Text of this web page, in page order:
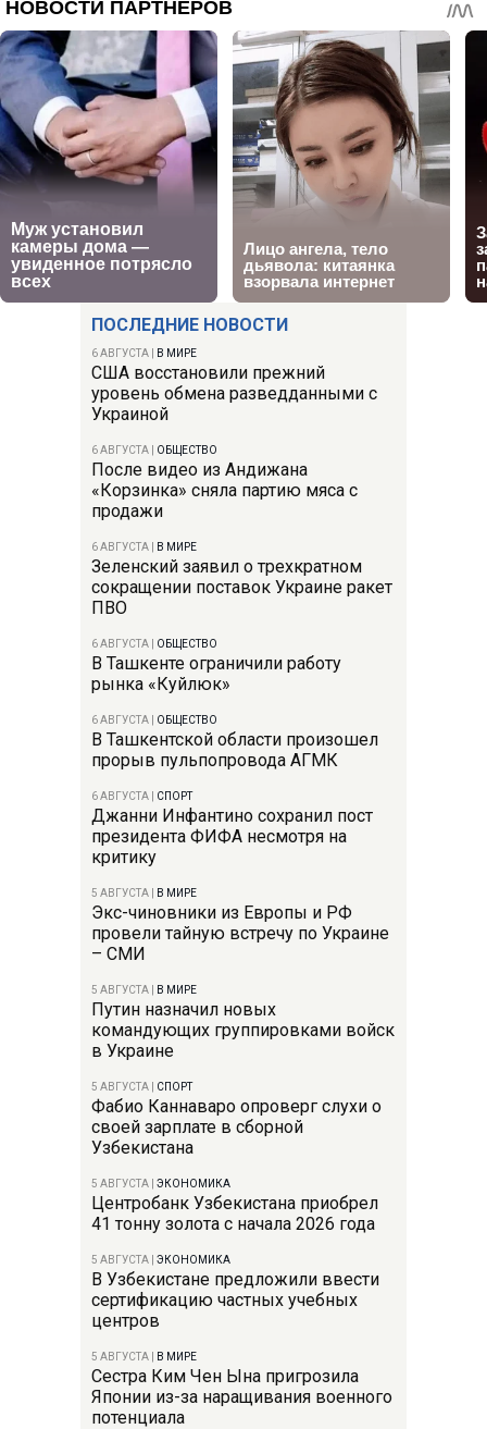
ПОСЛЕДНИЕ НОВОСТИ
6 АВГУСТА В МИРЕ
США восстановили прежний
уровень обмена разведданными с
Украиной
6 АВГУСТА ОБЩЕСТВО
После видео из Андижана
«Корзинка» сняла партию мяса с
продажи
6 АВГУСТА В МИРЕ
Зеленский заявил о трехкратном
сокращении поставок Украине ракет
ПВО
6 АВГУСТА ОБЩЕСТВО
В Ташкенте ограничили работу
рынка «Куйлюк»
6 АВГУСТА ОБЩЕСТВО
В Ташкентской области произошел
прорыв пульпопровода АГМК
6 АВГУСТА СПОРТ
Джанни Инфантино сохранил пост
президента ФИФА несмотря на
критику
5 АВГУСТА В МИРЕ
Экс-чиновники из Европы и РФ
провели тайную встречу по Украине
– СМИ
5 АВГУСТА В МИРЕ
Путин назначил новых
командующих группировками войск
в Украине
5 АВГУСТА СПОРТ
Фабио Каннаваро опроверг слухи о
своей зарплате в сборной
Узбекистана
5 АВГУСТА ЭКОНОМИКА
Центробанк Узбекистана приобрел
41 тонну золота с начала 2026 года
5 АВГУСТА ЭКОНОМИКА
В Узбекистане предложили ввести
сертификацию частных учебных
центров
5 АВГУСТА В МИРЕ
Сестра Ким Чен Ына пригрозила
Японии из-за наращивания военного
потенциала